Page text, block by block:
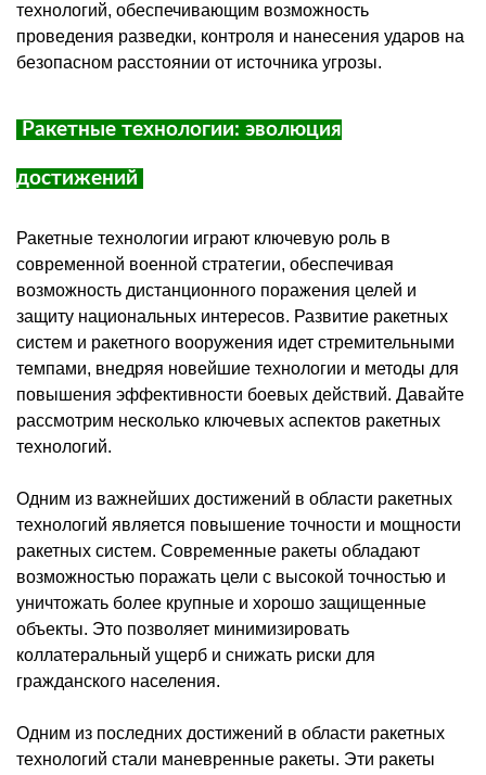
технологий, обеспечивающим возможность
проведения разведки, контроля и нанесения ударов на
безопасном расстоянии от источника угрозы.
Ракетные технологии: эволюция
достижений
Ракетные технологии играют ключевую роль в
современной военной стратегии, обеспечивая
возможность дистанционного поражения целей и
защиту национальных интересов. Развитие ракетных
систем и ракетного вооружения идет стремительными
темпами, внедряя новейшие технологии и методы для
повышения эффективности боевых действий. Давайте
рассмотрим несколько ключевых аспектов ракетных
технологий.
Одним из важнейших достижений в области ракетных
технологий является повышение точности и мощности
ракетных систем. Современные ракеты обладают
возможностью поражать цели с высокой точностью и
уничтожать более крупные и хорошо защищенные
объекты. Это позволяет минимизировать
коллатеральный ущерб и снижать риски для
гражданского населения.
Одним из последних достижений в области ракетных
технологий стали маневренные ракеты. Эти ракеты